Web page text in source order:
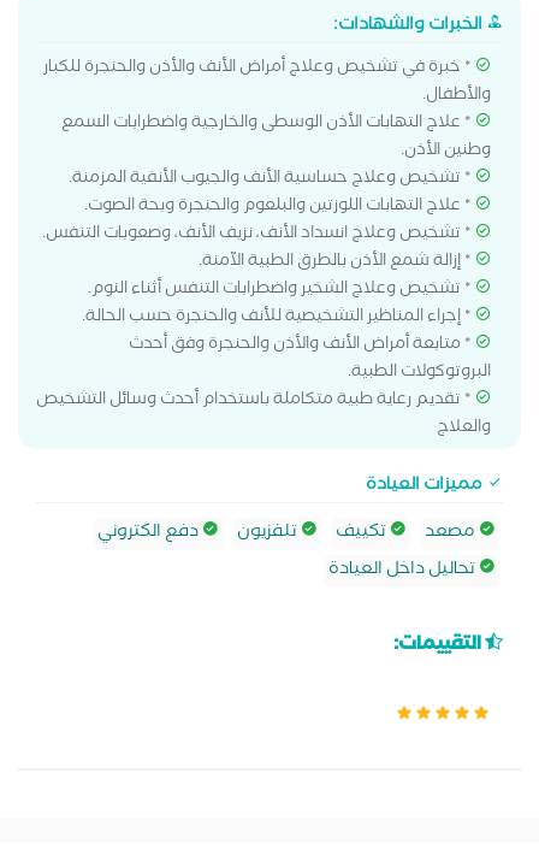
الخبرات والشهادات:
* خبرة في تشخيص وعلاج أمراض الأنف والأذن والحنجرة للكبار
والأطفال.
* علاج التهابات الأذن الوسطى والخارجية واضطرابات السمع
وطنين الأذن.
* تشخيص وعلاج حساسية الأنف والجيوب الأنفية المزمنة.
* علاج التهابات اللوزتين والبلعوم والحنجرة وبحة الصوت.
* تشخيص وعلاج انسداد الأنف، نزيف الأنف، وصعوبات التنفس.
* إزالة شمع الأذن بالطرق الطبية الآمنة.
* تشخيص وعلاج الشخير واضطرابات التنفس أثناء النوم.
* إجراء المناظير التشخيصية للأنف والحنجرة حسب الحالة.
* متابعة أمراض الأنف والأذن والحنجرة وفق أحدث
البروتوكولات الطبية.
* تقديم رعاية طبية متكاملة باستخدام أحدث وسائل التشخيص
والعلاج
مميزات العيادة
مصعد
تكييف تلفزيون
دفع الكتروني
تحاليل داخل العيادة
التقييمات: